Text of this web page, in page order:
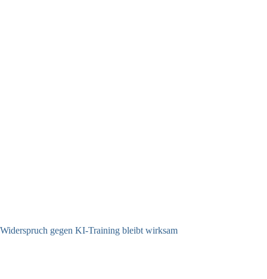
Widerspruch gegen KI-Training bleibt wirksam